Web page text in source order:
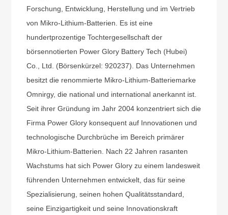
Forschung, Entwicklung, Herstellung und im Vertrieb
von Mikro-Lithium-Batterien. Es ist eine
hundertprozentige Tochtergesellschaft der
börsennotierten Power Glory Battery Tech (Hubei)
Co., Ltd. (Börsenkürzel: 920237). Das Unternehmen
besitzt die renommierte Mikro-Lithium-Batteriemarke
Omnirgy, die national und international anerkannt ist.
Seit ihrer Gründung im Jahr 2004 konzentriert sich die
Firma Power Glory konsequent auf Innovationen und
technologische Durchbrüche im Bereich primärer
Mikro-Lithium-Batterien. Nach 22 Jahren rasanten
Wachstums hat sich Power Glory zu einem landesweit
führenden Unternehmen entwickelt, das für seine
Spezialisierung, seinen hohen Qualitätsstandard,
seine Einzigartigkeit und seine Innovationskraft